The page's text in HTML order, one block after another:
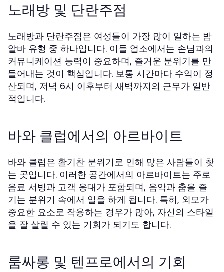
노래방 및 단란주점
노래방과 단란주점은 여성들이 가장 많이 일하는 밤
알바 유형 중 하나입니다. 이들 업소에서는 손님과의
커뮤니케이션 능력이 중요하며, 즐거운 분위기를 만
들어내는 것이 핵심입니다. 보통 시간마다 수익이 정
산되며, 저녁 6시 이후부터 새벽까지의 근무가 일반
적입니다.
바와 클럽에서의 아르바이트
바와 클럽은 활기찬 분위기로 인해 많은 사람들이 찾
는 곳입니다. 이러한 공간에서의 아르바이트는 주로
음료 서빙과 고객 응대가 포함되며, 음악과 춤을 즐
기는 분위기 속에서 일을 하게 됩니다. 특히, 외모가
중요한 요소로 작용하는 경우가 많아, 자신의 스타일
을 잘 살릴 수 있는 기회가 되기도 합니다.
룸싸롱 및 텐프로에서의 기회